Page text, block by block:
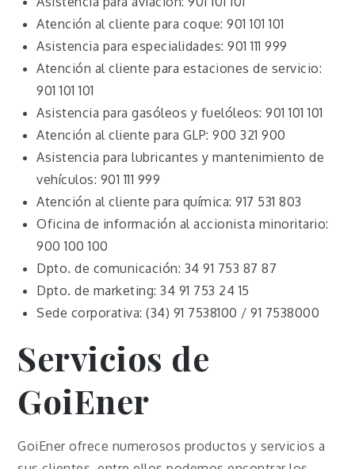
Atención al cliente para coque: 901 101 101
Asistencia para especialidades: 901 111 999
Atención al cliente para estaciones de servicio:
901 101 101
Asistencia para gasóleos y fuelóleos: 901 101 101
Atención al cliente para GLP: 900 321 900
Asistencia para lubricantes y mantenimiento de
vehículos: 901 111 999
Atención al cliente para química: 917 531 803
Oficina de información al accionista minoritario:
900 100 100
Dpto. de comunicación: 34 91 753 87 87
Dpto. de marketing: 34 91 753 24 15
Sede corporativa: (34) 91 7538100 / 91 7538000
Servicios de
GoiEner
GoiEner ofrece numerosos productos y servicios a